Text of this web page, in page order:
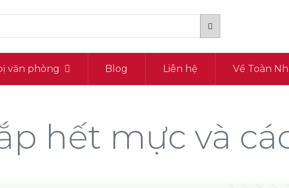
văn phòng Blog Liên hệ Về Toàn
hết mực và